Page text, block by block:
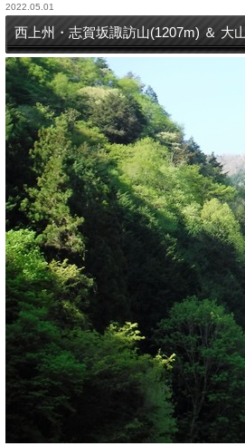
2022.05.01
西上州・志賀坂諏訪山(1207m) ＆ 大